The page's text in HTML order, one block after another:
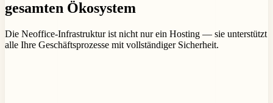
gesamten Ökosystem
Die Neoffice-Infrastruktur ist nicht nur ein Hosting — sie unterstützt
alle Ihre Geschäftsprozesse mit vollständiger Sicherheit.